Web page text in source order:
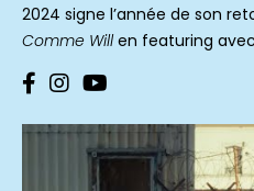
2024 signe l’année de son
Comme Willen featuring